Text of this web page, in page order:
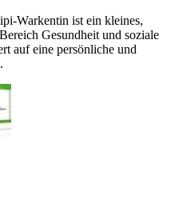
Warkentin ist ein kleines,
Gesundheit und soziale
auf eine persönliche und